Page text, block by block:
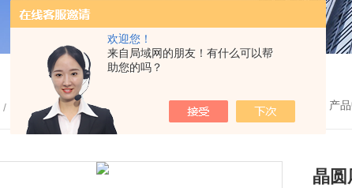
欢迎您！
来自局域网的朋友！有什么可以帮
助您的吗？
/ PRODUCTS 您的位置： 首页 产
晶圆